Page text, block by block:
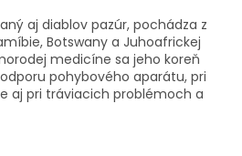
aj diablov pazúr, pochádza z
Botswany a Juhoafrickej
medicíne sa jeho koreň
pohybového aparátu, pri
aj pri tráviacich problémoch a